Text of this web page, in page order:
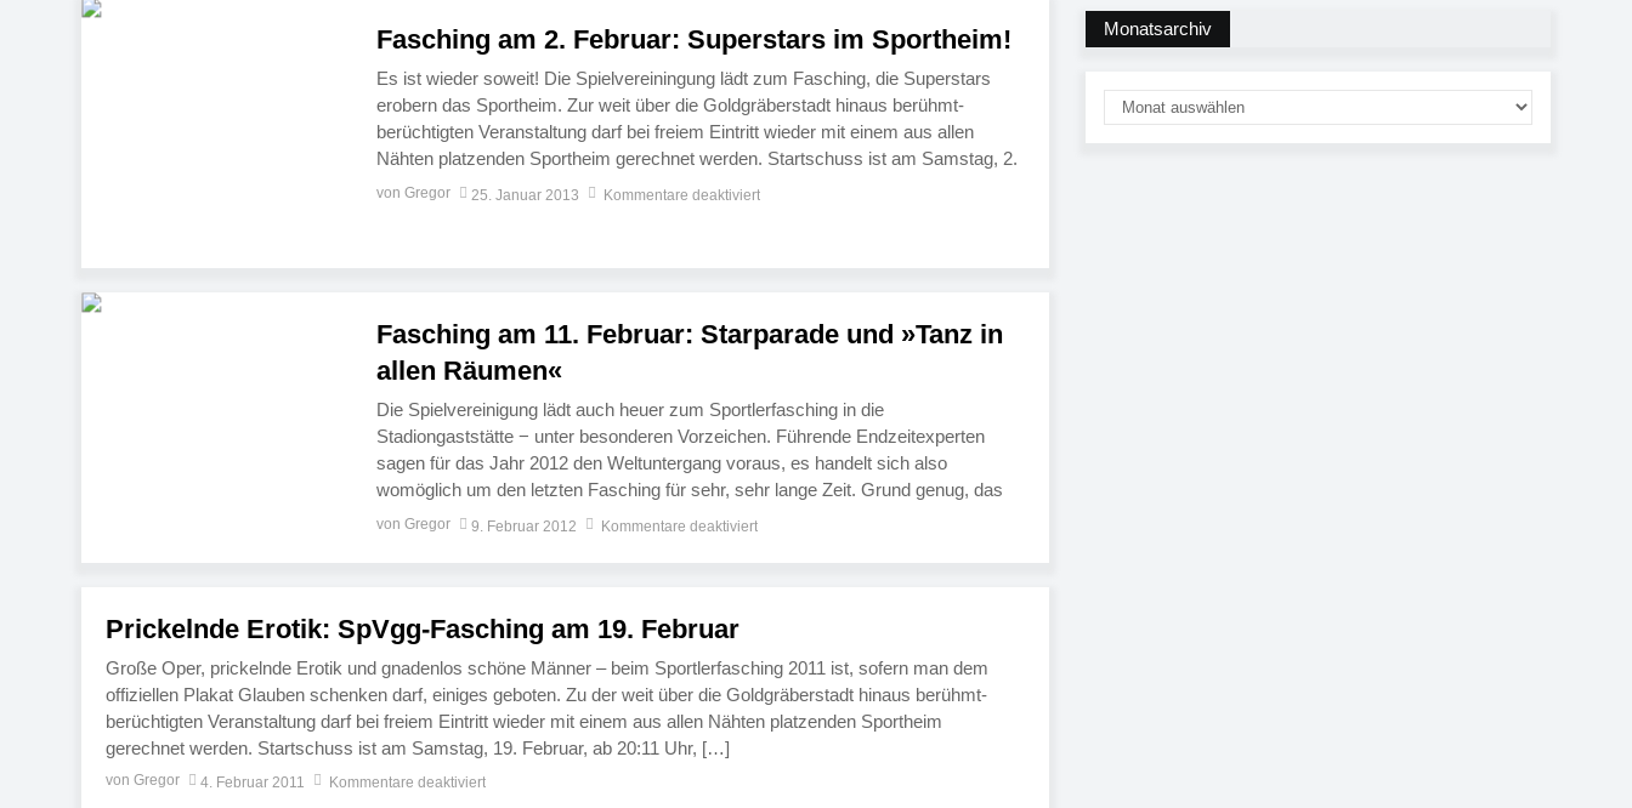
Fasching am 2. Februar: Superstars im Sportheim!
Es ist wieder soweit! Die Spielvereiningung lädt zum Fasching, die Superstars
erobern das Sportheim. Zur weit über die Goldgräberstadt hinaus berühmt-
berüchtigten Veranstaltung darf bei freiem Eintritt wieder mit einem aus allen
Nähten platzenden Sportheim gerechnet werden. Startschuss ist am Samstag, 2.
Februar, ab 20:01 Uhr. Geboten wird neben den Auftritten internationaler
von Gregor 25. Januar 2013 Kommentare deaktiviert
Fasching am 11. Februar: Starparade und »Tanz in
allen Räumen«
Die Spielvereinigung lädt auch heuer zum Sportlerfasching in die
Stadiongaststätte − unter besonderen Vorzeichen. Führende Endzeitexperten
sagen für das Jahr 2012 den Weltuntergang voraus, es handelt sich also
womöglich um den letzten Fasching für sehr, sehr lange Zeit. Grund genug, das
Erfolgsrezept der berühmt-berüchtigten Veranstaltung auch in diesem Jahr nur
von Gregor 9. Februar 2012 Kommentare deaktiviert
Prickelnde Erotik: SpVgg-Fasching am 19. Februar
Große Oper, prickelnde Erotik und gnadenlos schöne Männer – beim Sportlerfasching 2011 ist, sofern man dem
offiziellen Plakat Glauben schenken darf, einiges geboten. Zu der weit über die Goldgräberstadt hinaus berühmt-
berüchtigten Veranstaltung darf bei freiem Eintritt wieder mit einem aus allen Nähten platzenden Sportheim
gerechnet werden. Startschuss ist am Samstag, 19. Februar, ab 20:11 Uhr, […]
von Gregor 4. Februar 2011 Kommentare deaktiviert
Monatsarchiv